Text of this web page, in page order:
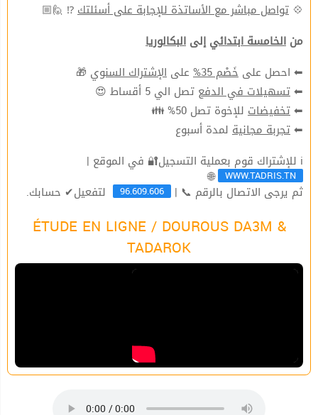
💠 تواصل مباشر مع الأساتذة للإجابة على أسئلتك⁉ 🙋🏼
من الخامسة ابتدائي إلى البكالوريا
⬅ احصل على خَصْم 35% على الإشتراك السنوي 🎁
⬅تسهيلات في الدفع تصل الي 5 أقساط 😍
⬅تخفيضات للإخوة تصل 50% 👪
⬅تجربة مجانية لمدة أسبوع
ℹ للإشتراك قوم بعملية التسجيل🔐 في الموقع |
WWW.TADRIS.TN
🌐
ثم يرجى الاتصال بالرقم 📞 | 96.609.606 لتفعيل✔ حسابك.
ÉTUDE EN LIGNE / DOUROUS DA3M &
TADAROK